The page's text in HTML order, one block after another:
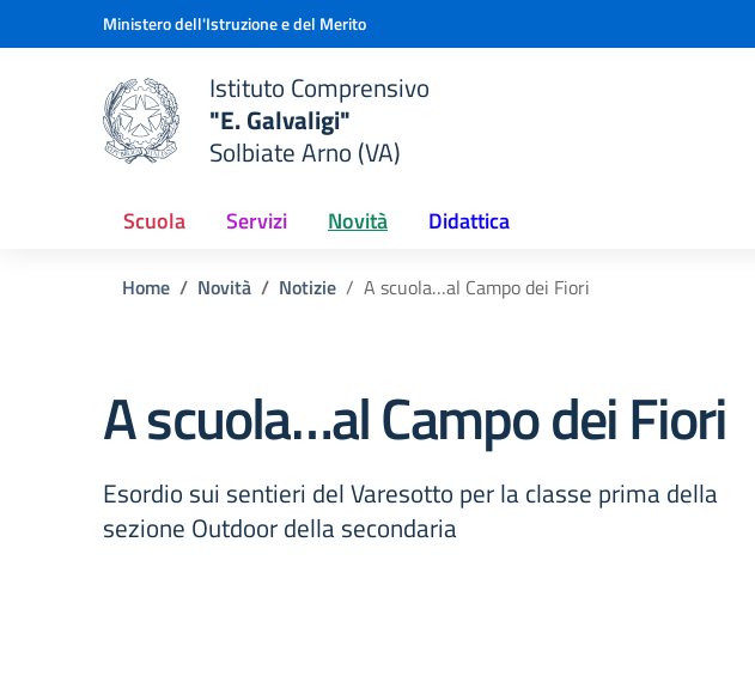
Vai ai contenuti
Vai al menu di navigazioneMinistero dell'Istruzione e del Merito
scuola
Istituto Comprensivo
"E. Galvaligi"
Solbiate Arno (VA)
Scuola Servizi Novità Didattica
Home Novità Notizie A scuola…al Campo dei Fiori
A scuola…al Campo dei Fiori
Esordio sui sentieri del Varesotto per la classe prima della
sezione Outdoor della secondaria